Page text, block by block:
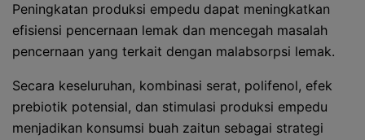
Peningkatan produksi empedu dapat meningkatkan
efisiensi pencernaan lemak dan mencegah masalah
pencernaan yang terkait dengan malabsorpsi lemak.
Secara keseluruhan, kombinasi serat, polifenol, efek
prebiotik potensial, dan stimulasi produksi empedu
menjadikan konsumsi buah zaitun sebagai strategi